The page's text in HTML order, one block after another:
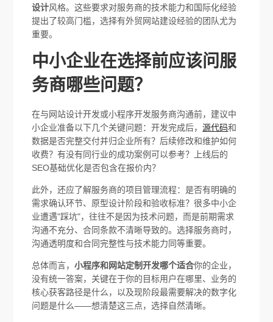
设计风格。这些要求对服务商的技术能力和国际化经验
提出了较高门槛，选择有外贸网站建设经验的团队尤为
重要。
中小企业在选择前应该问服
务商哪些问题？
在与网站设计开发或小程序开发服务商沟通前，建议中
小企业准备以下几个关键问题：开发完成后，源代码和
数据是否完整交付并归企业所有？后续修改和维护如何
收费？有没有同行业的成功案例可以参考？上线后的
SEO基础优化是否包含在报价内？
此外，还应了解服务商的项目管理流程：是否有明确的
需求确认环节、原型设计阶段和验收标准？很多中小企
业遭遇"踩坑"，往往不是因为技术问题，而是前期需求
沟通不充分、合同条款不清晰导致的。选择服务商时，
沟通透明度和合同完整性与技术能力同等重要。
总体而言，小程序和网站定制开发哪个适合你的企业，
没有统一答案，关键在于你的目标用户在哪里、业务的
核心获客路径是什么，以及现阶段最需要解决的数字化
问题是什么——想清楚这三点，选择自然清晰。